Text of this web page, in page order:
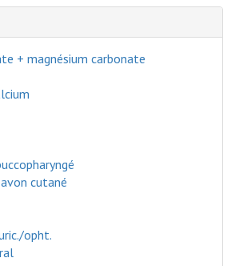
+ magnésium carbonate
cutané
opht.